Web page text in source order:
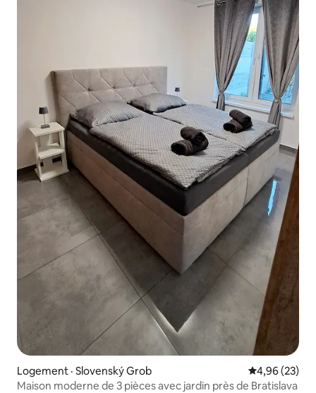
Logement · Slovenský Grob Note
4,96 (23)
Maison moderne de 3 pièces avec jardin près de Bratislava